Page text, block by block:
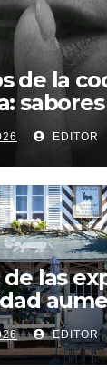
de la
historias
EDITOR
las
EDITOR